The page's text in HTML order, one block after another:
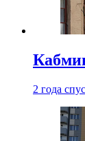
2 года